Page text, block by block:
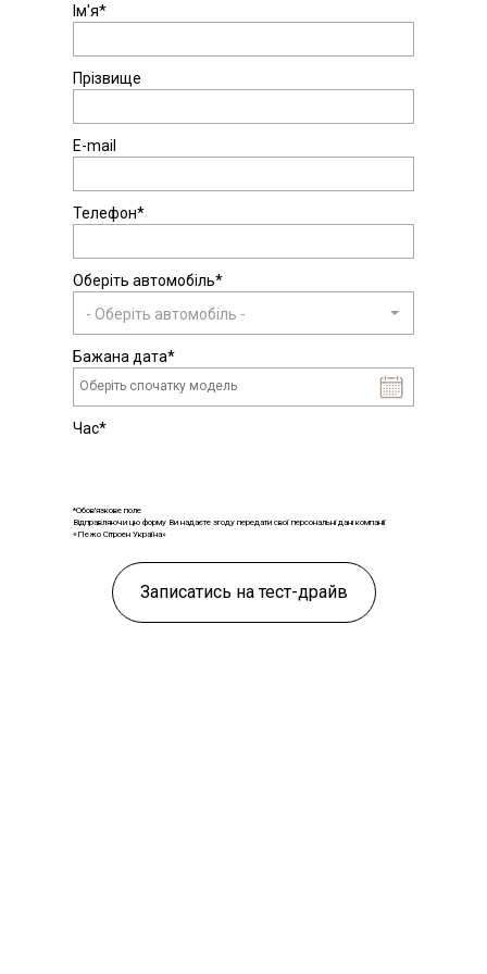
Ім'я*
Прізвище
E-mail
Телефон*
Оберіть автомобіль*
- Оберіть автомобіль -
Бажана дата*
Час*
*Обов'язкове поле
Відправляючи цю форму Ви надаєте згоду передати свої персональні дані компанії
«Пежо Сітроен Україна»
Записатись на тест-драйв